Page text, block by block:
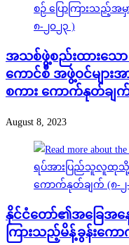
အသစ်ဖွဲ့စည်းထားသော
ကောင်စီ အဖွဲ့ဝင်များ
စကား ကောက်နုတ်ချက်
August 8, 2023
နိုင်ငံတော်၏အခြေအ
ကြားသည့်မိန့်ခွန်းကေ